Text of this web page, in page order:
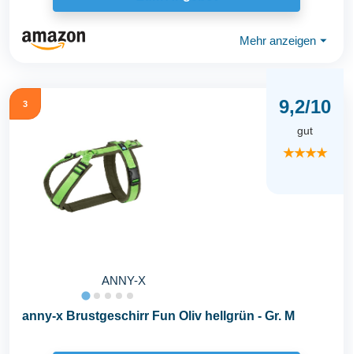
Mehr anzeigen ⏷
3
ANNY-X
9,2/10
gut
★★★★
anny-x Brustgeschirr Fun Oliv hellgrün - Gr. M